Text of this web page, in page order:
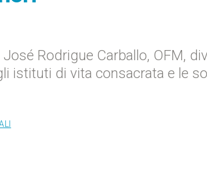
Rodrigue Carballo, OFM,
istituti di vita consacrata e le